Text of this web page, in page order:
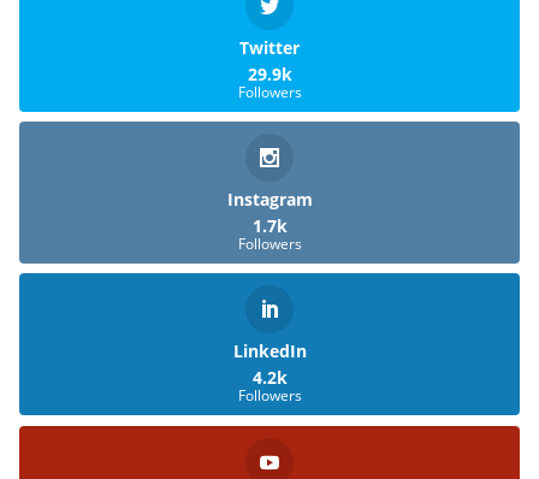
Twitter
29.9k
Followers
Instagram
1.7k
Followers
LinkedIn
4.2k
Followers